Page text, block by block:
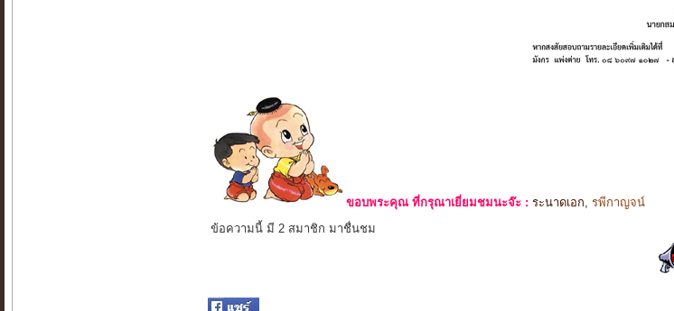
ขอบพระคุณ ที่กรุณาเยี่ยมชมนะจ๊ะ : ระนาดเอก,รพีกาญจน์
ข้อความนี้ มี 2 สมาชิก มาชื่นชม